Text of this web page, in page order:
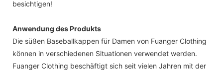
besichtigen!
Anwendung des Produkts
Die süßen Baseballkappen für Damen von Fuanger Clothing
können in verschiedenen Situationen verwendet werden.
Fuanger Clothing beschäftigt sich seit vielen Jahren mit der